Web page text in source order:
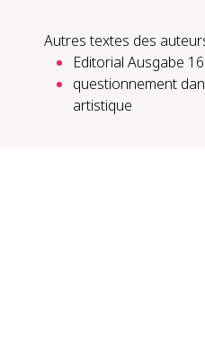
Autres textes des
Editorial Ausgabe 16
questionnement
artistique